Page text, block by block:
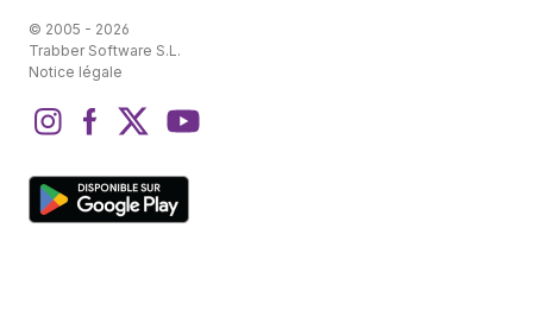
© 2005 - 2026
Trabber Software S.L.
Notice légale